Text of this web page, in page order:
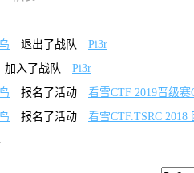
退出了战队
Pi3r
加入了战队
Pi3r
报名了活动
看雪CTF 2019晋级赛
报名了活动 看雪CTF.TSRC 2018